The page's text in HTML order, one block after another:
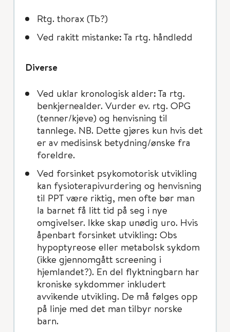
Rtg. thorax (Tb?)
Ved rakitt mistanke: Ta rtg. håndledd
Diverse
Ved uklar kronologisk alder: Ta rtg.
benkjernealder. Vurder ev. rtg. OPG
(tenner/kjeve) og henvisning til
tannlege. NB. Dette gjøres kun hvis det
er av medisinsk betydning/ønske fra
foreldre.
Ved forsinket psykomotorisk utvikling
kan fysioterapivurdering og henvisning
til PPT være riktig, men ofte bør man
la barnet få litt tid på seg i nye
omgivelser. Ikke skap unødig uro. Hvis
åpenbart forsinket utvikling: Obs
hypoptyreose eller metabolsk sykdom
(ikke gjennomgått screening i
hjemlandet?). En del flyktningbarn har
kroniske sykdommer inkludert
avvikende utvikling. De må følges opp
på linje med det man tilbyr norske
barn.